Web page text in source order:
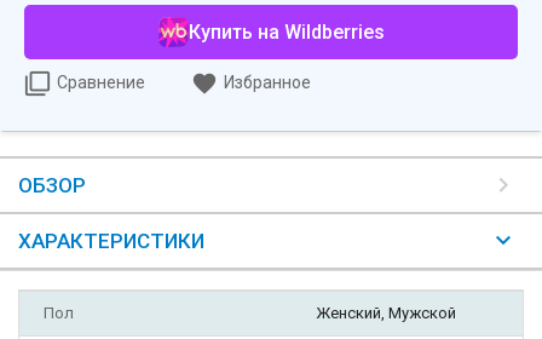
Купить на Wildberries
Сравнение Избранное
ОБЗОР
ХАРАКТЕРИСТИКИ
Пол Женский, Мужской